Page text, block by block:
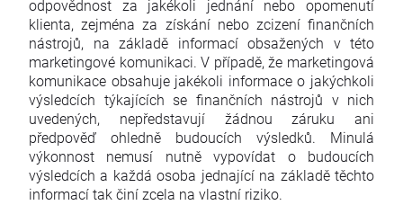
odpovědnost za jakékoli jednání nebo opomenutí
klienta, zejména za získání nebo zcizení finančních
nástrojů, na základě informací obsažených v této
marketingové komunikaci. V případě, že marketingová
komunikace obsahuje jakékoli informace o jakýchkoli
výsledcích týkajících se finančních nástrojů v nich
uvedených, nepředstavují žádnou záruku ani
předpověď ohledně budoucích výsledků. Minulá
výkonnost nemusí nutně vypovídat o budoucích
výsledcích a každá osoba jednající na základě těchto
informací tak činí zcela na vlastní riziko.